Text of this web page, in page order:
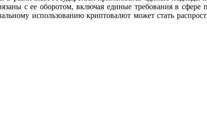
с ее оборотом, включая единые требования в
использованию криптовалют может стать